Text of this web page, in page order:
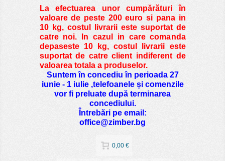
La efectuarea unor cumpărături în
valoare de peste200 euro si pana in
10 kg, costul livrarii este suportat de
catre noi. In cazul in care comanda
depaseste 10 kg, costul livrarii este
suportat de catre client indiferent de
valoarea totala a produselor.
Suntem în concediu în perioada 27
iunie - 1 iulie ,telefoanele și comenzile
vor fi preluate după terminarea
concediului.
Întrebări pe email:
office@zimber.bg
0,00 €